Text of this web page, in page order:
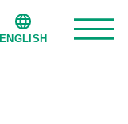
ENGLISH